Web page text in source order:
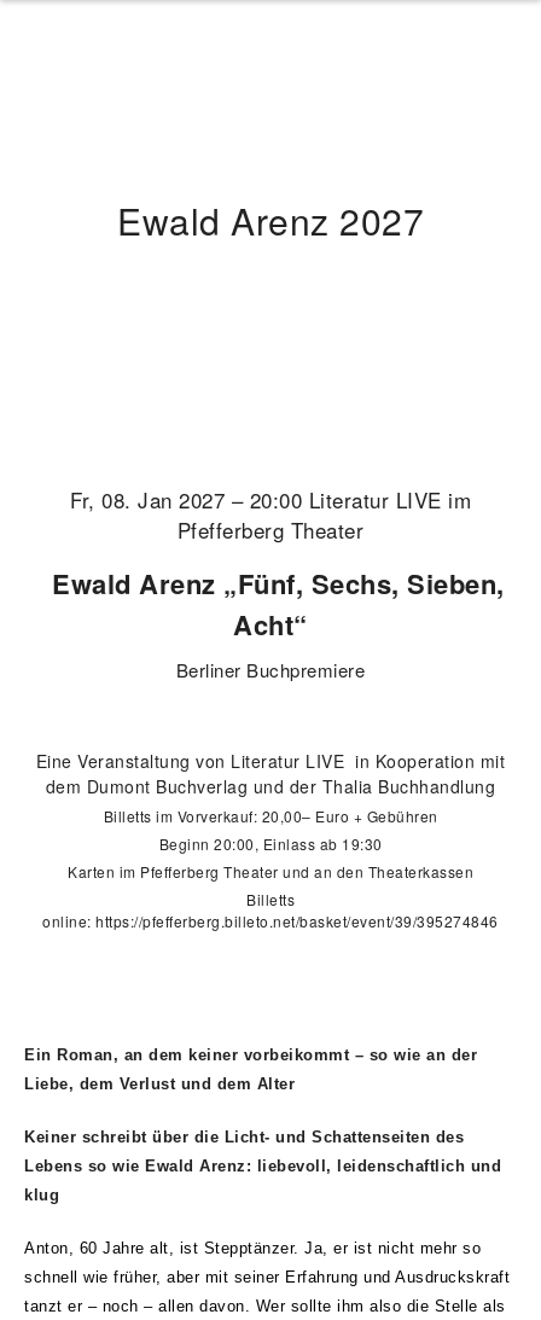
Ewald Arenz 2027
Fr, 08. Jan 2027 – 20:00 Literatur LIVE im
Pfefferberg Theater
Ewald Arenz „Fünf, Sechs, Sieben,
Acht“
Berliner Buchpremiere
Eine Veranstaltung von Literatur LIVE in Kooperation mit
dem Dumont Buchverlag und der Thalia Buchhandlung
Billetts im Vorverkauf: 20,00– Euro + Gebühren
Beginn 20:00, Einlass ab 19:30
Karten im Pfefferberg Theater und an den Theaterkassen
Billetts
online:https://pfefferberg.billeto.net/basket/event/39/395274846
Ein Roman, an dem keiner vorbeikommt – so wie an der
Liebe, dem Verlust und dem Alter
Keiner schreibt über die Licht- und Schattenseiten des
Lebens so wie Ewald Arenz: liebevoll, leidenschaftlich und
klug
Anton, 60 Jahre alt, ist Stepptänzer. Ja, er ist nicht mehr so
schnell wie früher, aber mit seiner Erfahrung und Ausdruckskraft
tanzt er – noch – allen davon. Wer sollte ihm also die Stelle als